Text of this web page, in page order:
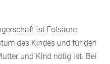
ist Folsäure
des Kindes und für den
und Kind nötig ist. Bei